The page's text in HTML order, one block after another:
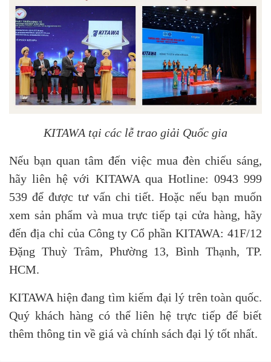
KITAWA tại các lễ trao giải Quốc gia
Nếu bạn quan tâm đến việc mua đèn chiếu sáng,
hãy liên hệ với KITAWA qua Hotline: 0943 999
539 để được tư vấn chi tiết. Hoặc nếu bạn muốn
xem sản phẩm và mua trực tiếp tại cửa hàng, hãy
đến địa chỉ của Công ty Cổ phần KITAWA: 41F/12
Đặng Thuỳ Trâm, Phường 13, Bình Thạnh, TP.
HCM.
KITAWA hiện đang tìm kiếm đại lý trên toàn quốc.
Quý khách hàng có thể liên hệ trực tiếp để biết
thêm thông tin về giá và chính sách đại lý tốt nhất.